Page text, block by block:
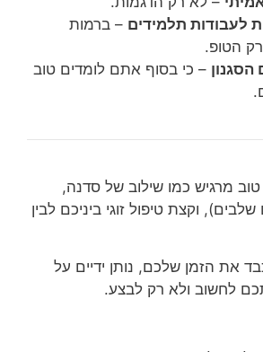
לעבודות תלמידים – ברמות
הטופ.
הסגנון – כי בסוף אתם לומדים טוב
מרגיש כמו שילוב של סדנה,
וקצת טיפול זוגי ביניכם לבין
את הזמן שלכם, נותן ידיים על
לחשוב ולא רק לבצע.